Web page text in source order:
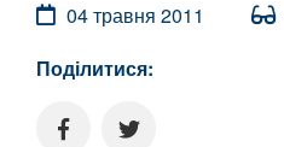
04 травня 2011
Поділитися: